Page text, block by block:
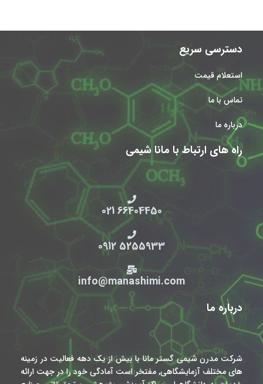
دسترسی سریع
استعلام قیمت
تماس با ما
درباره ما
راه های ارتباط با مانا شیمی
66404450 021
5255933 0912
info@manashimi.com
درباره ما
شرکت مدرن شیمی گستر مانا با بیش از یک دهه فعالیت در زمینه
های مختلف آزمایشگاهی, مفتخر است آمادگی خود را در جهت ارائه